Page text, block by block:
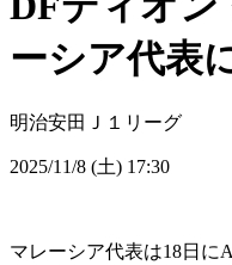
ーシア代表
明治安田Ｊ１リーグ
2025/11/8 (土) 17:30
マレーシア代表は18日に